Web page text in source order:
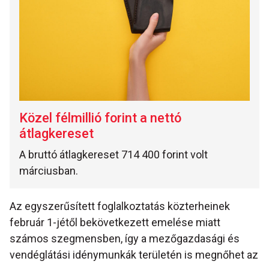
Közel félmillió forint a nettó
átlagkereset
A bruttó átlagkereset 714 400 forint volt
márciusban.
Az egyszerűsített foglalkoztatás közterheinek
február 1-jétől bekövetkezett emelése miatt
számos szegmensben, így a mezőgazdasági és
vendéglátási idénymunkák területén is megnőhet az